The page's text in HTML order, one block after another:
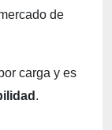
de
carga y es
.